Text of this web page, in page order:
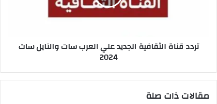
تردد قناة الثقافية الجديد علي العرب سات والنايل سات
2024
مقالات ذات صلة